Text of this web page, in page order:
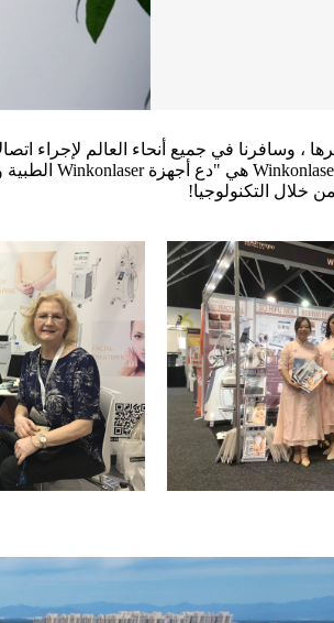
، وسافرنا في جميع أنحاء العالم لإجراء
خلال التكنولوجيا!